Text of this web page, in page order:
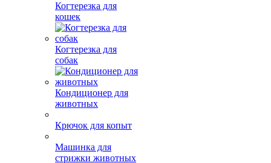
Когтерезка для
кошек
Когтерезка для
собак
Кондиционер для
животных